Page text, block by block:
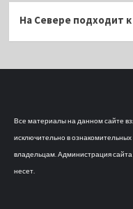
На Севере подходит
Все материалы на данном сайте
исключительно в
владельцам. Администрация
несет.